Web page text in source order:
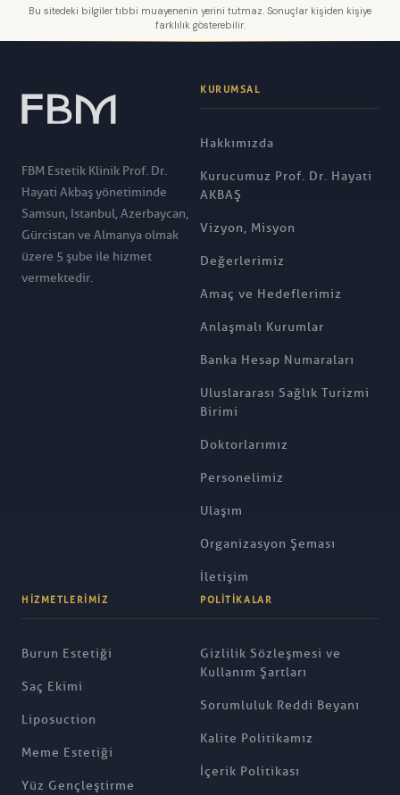
Bu sitedeki bilgiler tıbbi muayenenin yerini tutmaz. Sonuçlar kişiden kişiye
farklılık gösterebilir.
FBM Estetik Klinik Prof. Dr.
Hayati Akbaş yönetiminde
Samsun, Istanbul, Azerbaycan,
Gürcistan ve Almanya olmak
üzere 5 şube ile hizmet
vermektedir.
KURUMSAL
Hakkımızda
Kurucumuz Prof. Dr. Hayati
AKBAŞ
Vizyon, Misyon
Değerlerimiz
Amaç ve Hedeflerimiz
Anlaşmalı Kurumlar
Banka Hesap Numaraları
Uluslararası Sağlık Turizmi
Birimi
Doktorlarımız
Personelimiz
Ulaşım
Organizasyon Şeması
İletişim
HIZMETLERIMIZ
Burun Estetiği
Saç Ekimi
Liposuction
Meme Estetiği
Yüz Gençleştirme
POLITIKALAR
Gizlilik Sözleşmesi ve
Kullanım Şartları
Sorumluluk Reddi Beyanı
Kalite Politikamız
İçerik Politikası